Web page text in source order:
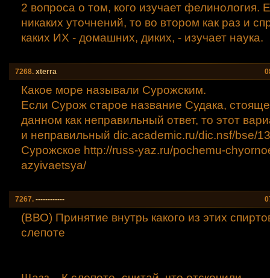
2 вопроса о том, кого изучает фелинология.
никаких уточнений, то во втором как раз и
каких ИХ - домашних, диких, - изучает наука.
7268. xtеrra
Какое море называли Сурожским.
Если Сурож старое название Судака,
данном как неправильный ответ, то этот
и неправильный dic.academic.ru/dic.nsf/bse/
Сурожское http://russ-yaz.ru/pochemu-
azyivaetsya/
7267. ------------
(ВВО) Принятие внутрь какого из этих
слепоте